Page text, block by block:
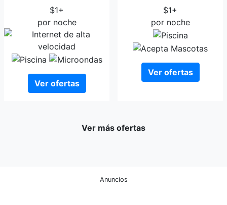
$1+
por noche
Ver ofertas
$1+
por noche
Ver ofertas
Ver más ofertas
Anuncios